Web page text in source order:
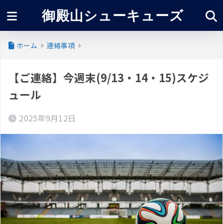
御殿山シューキューズ
ホーム 連絡事項
【ご連絡】今週末(9/13・14・15)スケジ
ュール
2025年9月12日